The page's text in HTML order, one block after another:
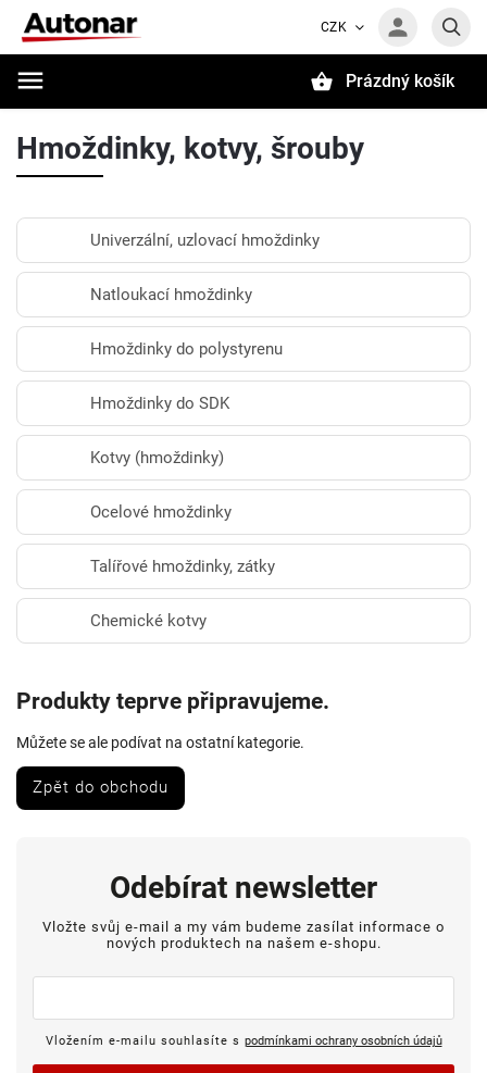
CZK
Prázdný košík
Hmoždinky, kotvy, šrouby
Univerzální, uzlovací hmoždinky
Natloukací hmoždinky
Hmoždinky do polystyrenu
Hmoždinky do SDK
Kotvy (hmoždinky)
Ocelové hmoždinky
Talířové hmoždinky, zátky
Chemické kotvy
Produkty teprve připravujeme.
Můžete se ale podívat na ostatní kategorie.
Zpět do obchodu
Odebírat newsletter
Vložte svůj e-mail a my vám budeme zasílat informace o
nových produktech na našem e-shopu.
Vložením e-mailu souhlasíte s podmínkami ochrany osobních údajů